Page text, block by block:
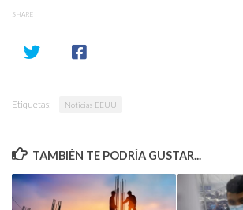
SHARE
Etiquetas: Noticias EEUU
TAMBIÉN TE PODRÍA GUSTAR...